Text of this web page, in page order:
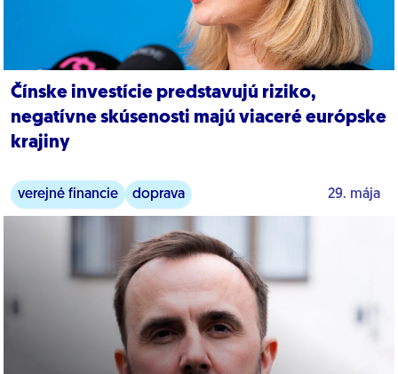
Čínske investície predstavujú riziko,
negatívne skúsenosti majú viaceré európske
krajiny
verejné financie doprava 29. mája